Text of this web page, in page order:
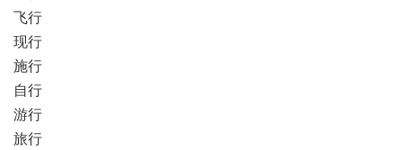
飞行
现行
施行
自行
游行
旅行